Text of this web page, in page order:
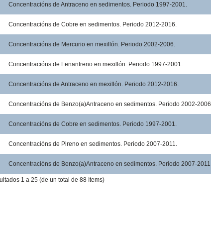
Concentracións de Antraceno en sedimentos. Periodo 1997-2001.
Concentracións de Cobre en sedimentos. Periodo 2012-2016.
Concentracións de Mercurio en mexillón. Periodo 2002-2006.
Concentracións de Fenantreno en mexillón. Periodo 1997-2001.
Concentracións de Antraceno en mexillón. Periodo 2012-2016.
Concentracións de Benzo(a)Antraceno en sedimentos. Periodo 2002-2006.
Concentracións de Cobre en sedimentos. Periodo 1997-2001.
Concentracións de Pireno en sedimentos. Periodo 2007-2011.
Concentracións de Benzo(a)Antraceno en sedimentos. Periodo 2007-2011.
1 a 25 (de un total de 88 ítems)